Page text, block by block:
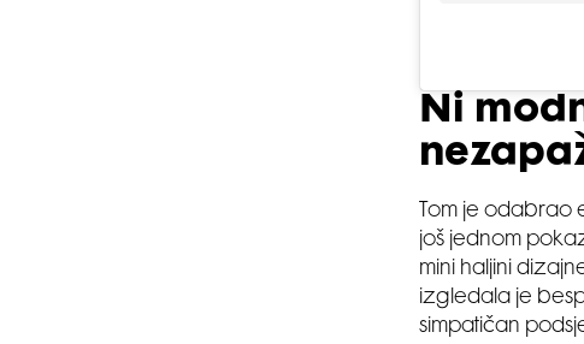
Ni
Tom je odabrao
još jednom
mini haljini
izgledala je
simpatičan